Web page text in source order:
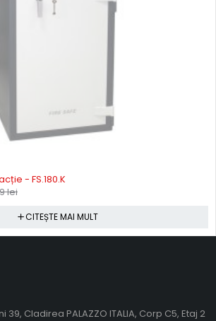
- FS.180.K
lei
CITEȘTE MAI MULT
39, Cladirea PALAZZO ITALIA, Corp C5, Etaj 2